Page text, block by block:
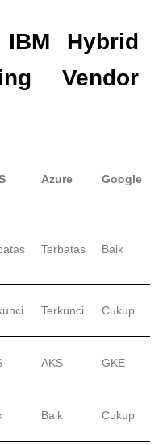
Hybrid
Vendor
Azure Google
Terbatas Baik
Terkunci Cukup
AKS GKE
Baik Cukup